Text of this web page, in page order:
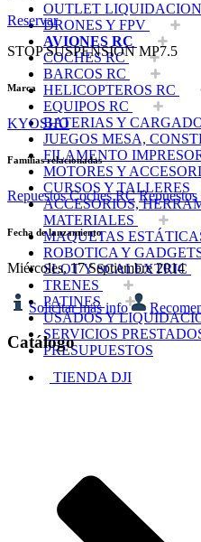
OUTLET LIQUIDACION
DRONES Y FPV
AVIONES RC
COCHES RC
BARCOS RC
HELICOPTEROS RC
EQUIPOS RC
BATERIAS Y
JUEGOS MESA,
FILAMENTO
MOTORES Y
CURSOS Y TALLERES
ACCESORIOS,
MATERIALES
MAQUETAS
ROBOTICA Y
SLOT Y SCALEXTRIC
TRENES
PATINES
USADOS Y
SERVICIOS
PRESUPUESTOS
Reservar
STOP SUSPENSION MP7.5
Marca
KYOSHO
Familias relacionadas
Repuestos Coches RC
Fecha de lanzamiento
Miércoles, 17 Septiembre 2014
Solicitar más info
Catálogo
TIENDA DJI